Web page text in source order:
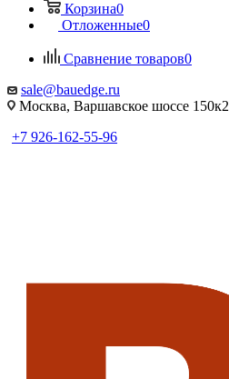
Корзина0
Отложенные0
Сравнение товаров0
sale@bauedge.ru
Москва, Варшавское шоссе 150к2
+7 926-162-55-96